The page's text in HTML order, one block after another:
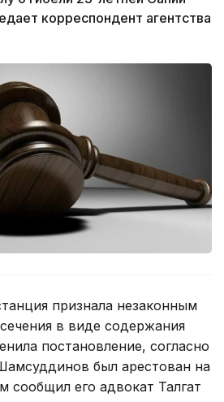
корреспондент агентства
признала незаконным
в виде содержания
постановление, согласно
был арестован на
сообщил его адвокат Талгат